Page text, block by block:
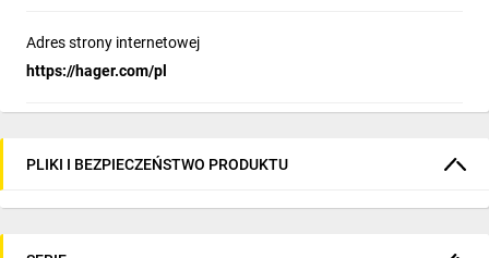
Adres strony internetowej
https://hager.com/pl
PLIKI I BEZPIECZEŃSTWO PRODUKTU